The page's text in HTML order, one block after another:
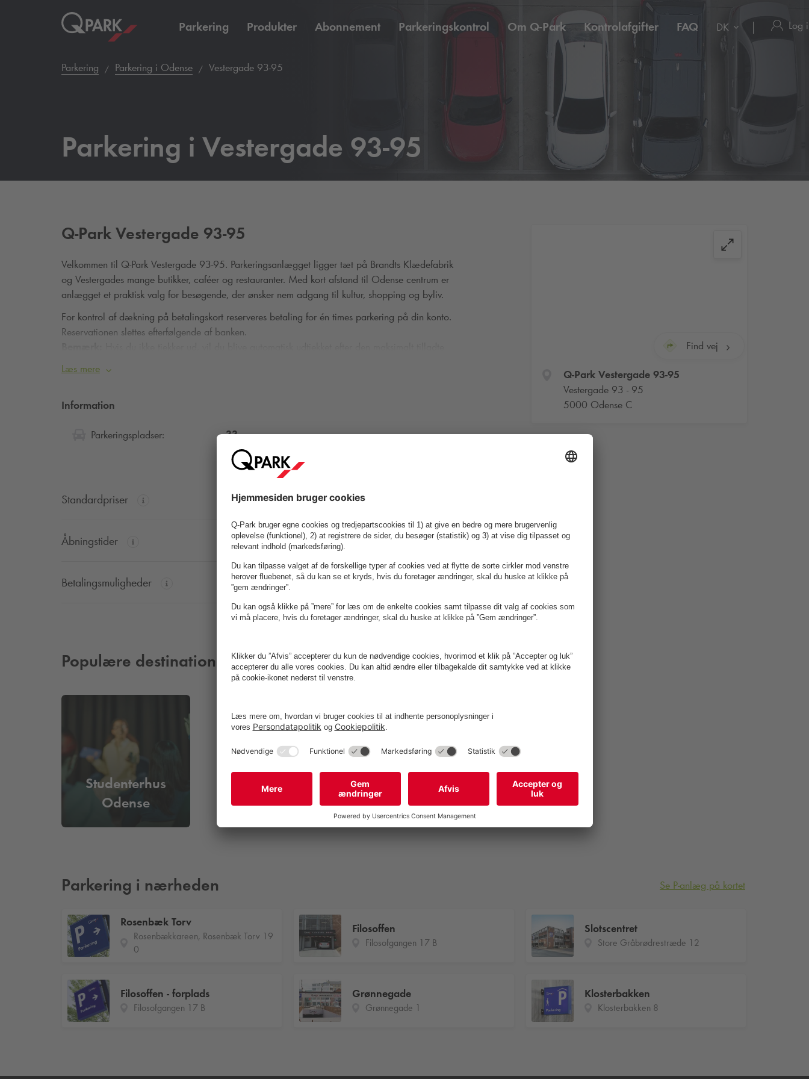
Parkering Produkter Abonnement Parkeringskontrol Om Q-Park Kontrolafgifter FAQ DK Log
Parkering Parkering i Odense Vestergade 93-95
Parkering i Vestergade 93-95
Find vej
Q-ParkVestergade 93-95
Vestergade 93 - 95
5000 Odense C
Q-Park Vestergade 93-95
Velkommen til Q-Park Vestergade 93-95. Parkeringsanlægget ligger tæt på Brandts Klædefabrik
og Vestergades mange butikker, caféer og restauranter. Med kort afstand til Odense centrum er
anlægget et praktisk valg for besøgende, der ønsker nem adgang til kultur, shopping og byliv.
For kontrol af dækning på betalingskort reserveres betaling for én times parkering på din konto.
Reservationen slettes efterfølgende af banken.
parkeringstid, og der vil blive opkrævet en eller flere døgntakster på betalingskortet. Hvis du
fortsat parkerer, vil du kunne blive pålagt kontrolafgifter. Se reglerne skiltet i P-anlægget.
Læs mere
Information
Parkeringspladser: 33
Standardpriser
Åbningstider
Betalingsmuligheder
Populære destinationer
Studenterhus
Odense
Parkering i nærheden Se P-anlæg på kortet
Rosenbæk Torv
Rosenbækkareen, Rosenbæk Torv 19
0
Filosoffen - forplads
Filosofgangen 17 B
Filosoffen
Filosofgangen 17 B
Grønnegade
Grønnegade 1
Slotscentret
Store Gråbrødrestræde 12
Klosterbakken
Klosterbakken 8